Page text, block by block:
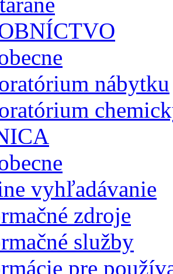
nábytku
vyhľadávanie
zdroje
služby
pre